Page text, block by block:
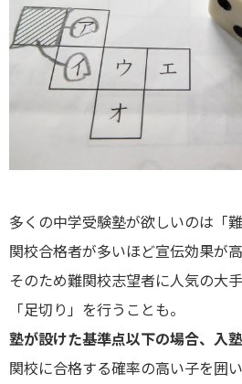
多くの中学受験塾が欲しいのは「
関校合格者が多いほど宣伝効果が高
そのため難関校志望者に人気の大
「足切り」を行うことも。
塾が設けた基準点以下の場合、入
関校に合格する確率の高い子を囲